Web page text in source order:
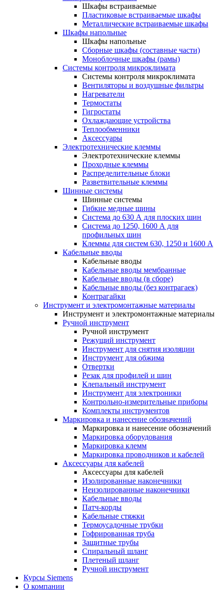
Шкафы встраиваемые
Пластиковые встраиваемые шкафы
Металлические встраиваемые шкафы
Шкафы напольные
Шкафы напольные
Сборные шкафы (составные части)
Моноблочные шкафы (рамы)
Системы контроля микроклимата
Системы контроля микроклимата
Вентиляторы и воздушные фильтры
Нагреватели
Термостаты
Гигростаты
Охлаждающие устройства
Теплообменники
Аксессуары
Электротехнические клеммы
Электротехнические клеммы
Проходные клеммы
Распределительные блоки
Разветвительные клеммы
Шинные системы
Шинные системы
Гибкие медные шины
Система до 630 А для плоских шин
Система до 1250, 1600 А для
профильных шин
Клеммы для систем 630, 1250 и 1600 А
Кабельные вводы
Кабельные вводы
Кабельные вводы мембранные
Кабельные вводы (в сборе)
Кабельные вводы (без контрагаек)
Контрагайки
Инструмент и электромонтажные материалы
Инструмент и электромонтажные материалы
Ручной инструмент
Ручной инструмент
Режущий инструмент
Инструмент для снятия изоляции
Инструмент для обжима
Отвертки
Резак для профилей и шин
Клепальный инструмент
Инструмент для электроники
Контрольно-измерительные приборы
Комплекты инструментов
Маркировка и нанесение обозначений
Маркировка и нанесение обозначений
Маркировка оборудования
Маркировка клемм
Маркировка проводников и кабелей
Аксессуары для кабелей
Аксессуары для кабелей
Изолированные наконечники
Неизолированные наконечники
Кабельные вводы
Патч-корды
Кабельные стяжки
Термоусадочные трубки
Гофрированная труба
Защитные трубы
Спиральный шланг
Плетеный шланг
Ручной инструмент
Курсы Siemens
О компании